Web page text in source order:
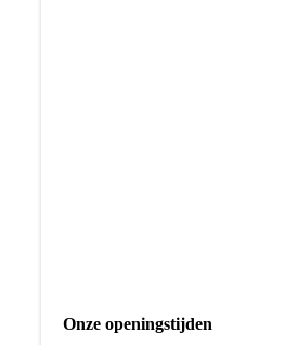
Onze openingstijden